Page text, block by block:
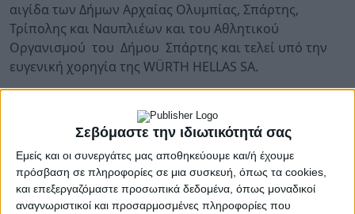
Σεβόμαστε την ιδιωτικότητά σας
Εμείς και οι συνεργάτες μας αποθηκεύουμε και/ή έχουμε
πρόσβαση σε πληροφορίες σε μια συσκευή, όπως τα cookies,
και επεξεργαζόμαστε προσωπικά δεδομένα, όπως μοναδικοί
αναγνωριστικοί και προσαρμοσμένες πληροφορίες που
αιγίδα των Δήμων Αρχαίας Ολυμπίας, Σπάρτης,
Τρίπολης και Ναυπλιέων και του Αθλητικού
Οργανισμού του Δήμου Σπάρτης και τελεί υπό την
ευγενική χορηγία της WÜRTH HELLAS SA.
και η Ελληνική Λέσχη Ιστορικού Αυτοκινήτου (Ε.Λ.Ι.Α.)
διοργανώνουν για 8η συνεχή χρονιά στην
Πελοπόννησο τον αγώνα Ιστορικών Αυτοκινήτων με
την ονομασία «Tour du Péloponnèse» το διάστημα 3
ως 9 Οκτωβρίου 2021.